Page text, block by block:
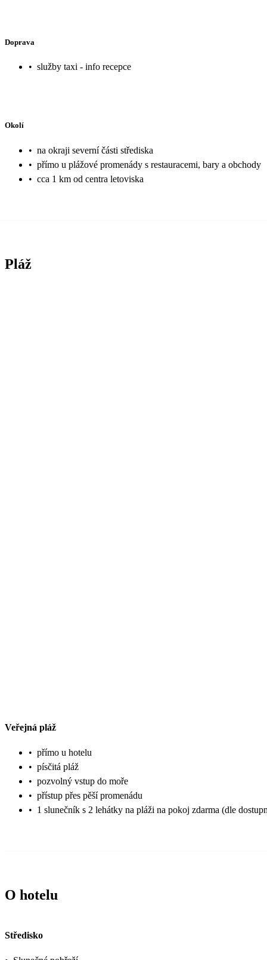
Doprava
• služby taxi - info recepce
Okolí
• na okraji severní části střediska
• přímo u plážové promenády s restauracemi, bary a obchody
• cca 1 km od centra letoviska
Pláž
Veřejná pláž
• přímo u hotelu
• písčitá pláž
• pozvolný vstup do moře
• přístup přes pěší promenádu
• 1 slunečník s 2 lehátky na pláži na pokoj zdarma (dle
O hotelu
Středisko